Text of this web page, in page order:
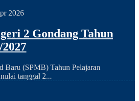
2026
2 Gondang Tahun
Baru (SPMB) Tahun Pelajaran
tanggal 2...